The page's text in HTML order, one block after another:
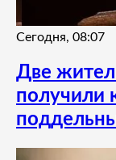
Сегодня, 08:07
Две
получили